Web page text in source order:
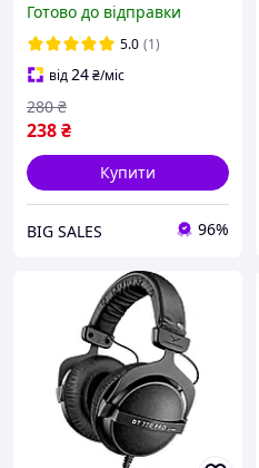
DT770 DT860 DT880 DT880
Pro DT990 DT990 Pro
Готово до відправки
5.0 (1)
від24₴/міс
238₴
280 ₴
Купити
BIG SALES 96%